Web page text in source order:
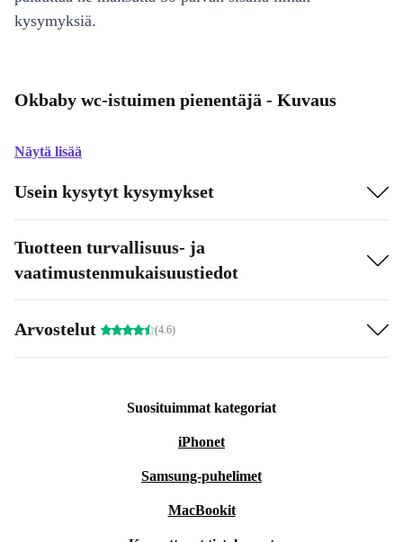
kysymyksiä.
Okbaby wc-istuimen pienentäjä - Kuvaus
Näytä lisää
Usein kysytyt kysymykset
Tuotteen turvallisuus- ja
vaatimustenmukaisuustiedot
Arvostelut (4.6)
Suosituimmat kategoriat
iPhonet
Samsung-puhelimet
MacBookit